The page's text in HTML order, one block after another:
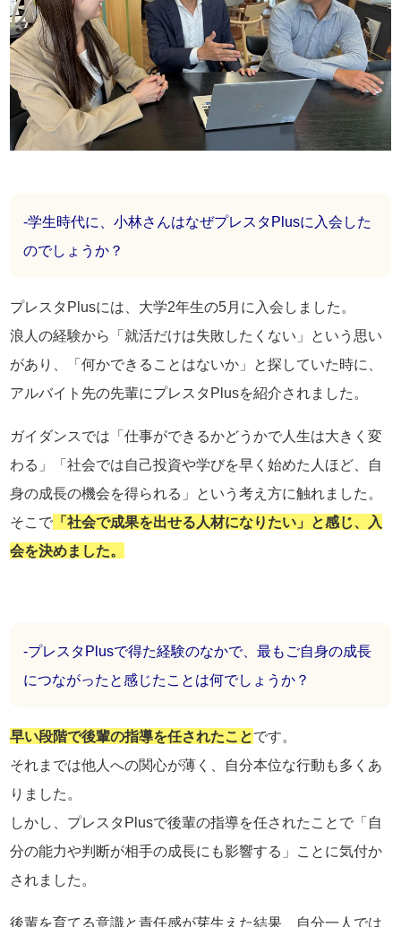
-学生時代に、小林さんはなぜプレスタPlusに入会した
のでしょうか？
プレスタPlusには、大学2年生の5月に入会しました。
浪人の経験から「就活だけは失敗したくない」という思い
があり、「何かできることはないか」と探していた時に、
アルバイト先の先輩にプレスタPlusを紹介されました。
ガイダンスでは「仕事ができるかどうかで人生は大きく変
わる」「社会では自己投資や学びを早く始めた人ほど、自
身の成長の機会を得られる」という考え方に触れました。
そこで 「社会で成果を出せる人材になりたい」と感じ、入
会を決めました。
-プレスタPlusで得た経験のなかで、最もご自身の成長
につながったと感じたことは何でしょうか？
早い段階で後輩の指導を任されたことです。
それまでは他人への関心が薄く、自分本位な行動も多くあ
りました。
しかし、プレスタPlusで後輩の指導を任されたことで「自
分の能力や判断が相手の成長にも影響する」ことに気付か
されました。
後輩を育てる意識と責任感が芽生えた結果、自分一人では